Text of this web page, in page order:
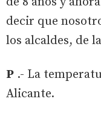
decir que
los alcaldes, de
P .- La
Alicante.